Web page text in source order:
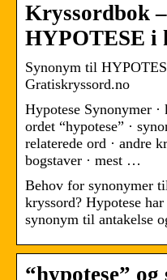
Kryssordbok
HYPOTESE i
Synonym til
Gratiskryssord.no
Hypotese Synonymer
ordet “hypotese” ·
relaterede ord · andre
bogstaver · mest …
Behov for synonymer
kryssord? Hypotese
synonym til antakelse
“hypotese”